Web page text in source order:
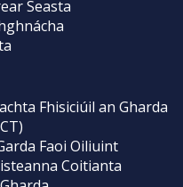
Seasta
Fhisiciúil an Gharda
Faoi Oiliuint
Coitianta